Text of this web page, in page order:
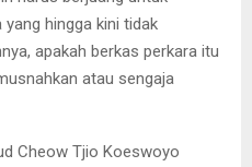
hingga kini tidak
apakah berkas perkara itu
atau sengaja
Cheow Tjio Koeswoyo